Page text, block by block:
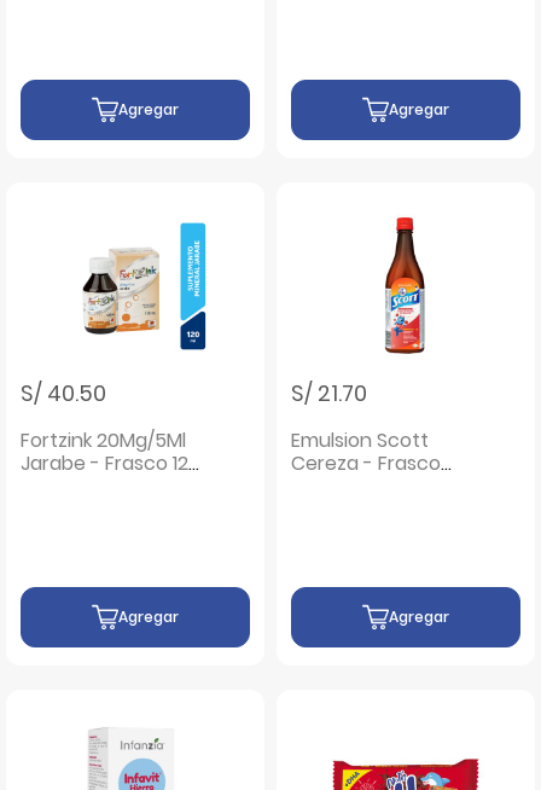
Agregar Agregar
S/ 40.50
Fortzink 20Mg/5Ml
Jarabe - Frasco 120
Agregar
S/ 21.70
Emulsion Scott
Cereza - Frasco
Agregar